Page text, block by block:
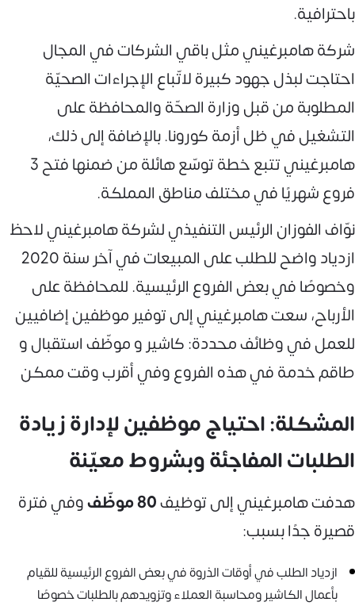
باحترافية.
شركة هامبرغيني مثل باقي الشركات في المجال
احتاجت لبذل جهود كبيرة لاتّباع الإجراءات الصحيّة
المطلوبة من قبل وزارة الصحّة والمحافظة على
التشغيل في ظل أزمة كورونا. بالإضافة إلى ذلك،
هامبرغيني تتبع خطة توسّع هائلة من ضمنها فتح 3
فروع شهريًا في مختلف مناطق المملكة.
نوّاف الفوزان الرئيس التنفيذي لشركة هامبرغيني لاحظ
ازدياد واضح للطلب على المبيعات في آخر سنة 2020
وخصوصًا في بعض الفروع الرئيسية. للمحافظة على
الأرباح، سعت هامبرغيني إلى توفير موظفين إضافيين
للعمل في وظائف محددة: كاشير و موظّف استقبال و
طاقم خدمة في هذه الفروع وفي أقرب وقت ممكن
المشكلة: احتياج موظفين لإدارة زيادة
الطلبات المفاجئة وبشروط معيّنة
هدفت هامبرغيني إلى توظيف
وفي فترة
قصيرة جدًا بسبب:
ازدياد الطلب في أوقات الذروة في بعض الفروع الرئيسية للقيام
بأعمال الكاشير ومحاسبة العملاء وتزويدهم بالطلبات خصوصًا